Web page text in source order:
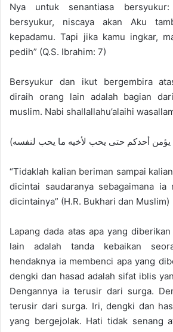
Nya untuk senantiasa
bersyukur, niscaya akan Aku
kepadamu. Tapi jika kamu ingkar,
pedih” (Q.S. Ibrahim: 7)
Bersyukur dan ikut bergembira
diraih orang lain adalah bagian
muslim. Nabi shallallahu’alaihi
“Tidaklah kalian beriman sampai
dicintai saudaranya sebagaimana ia
dicintainya” (H.R. Bukhari dan Muslim)
Lapang dada atas apa yang
lain adalah tanda kebaikan
hendaknya ia membenci apa yang
dengki dan hasad adalah sifat iblis
Dengannya ia terusir dari surga.
terusir dari surga. Iri, dengki dan
yang bergejolak. Hati tidak senang